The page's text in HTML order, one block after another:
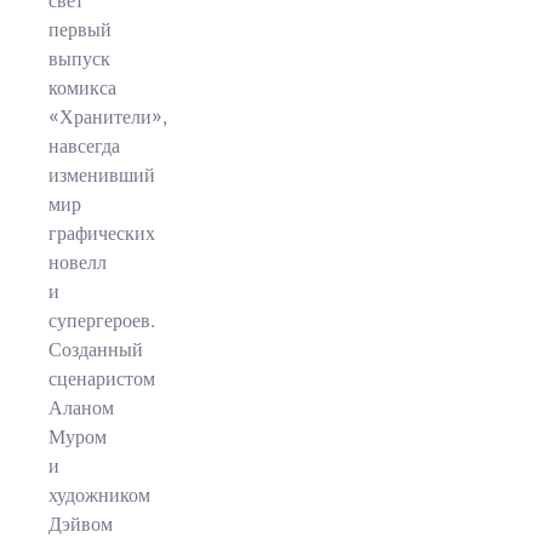
первый
выпуск
комикса
«Хранители»,
навсегда
изменивший
мир
графических
новелл
и
супергероев.
Созданный
сценаристом
Аланом
Муром
и
художником
Дэйвом